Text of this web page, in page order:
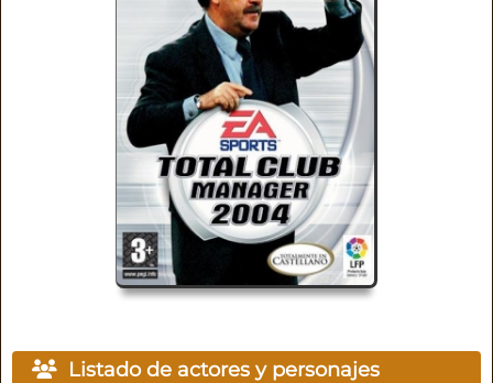
Listado de actores y personajes